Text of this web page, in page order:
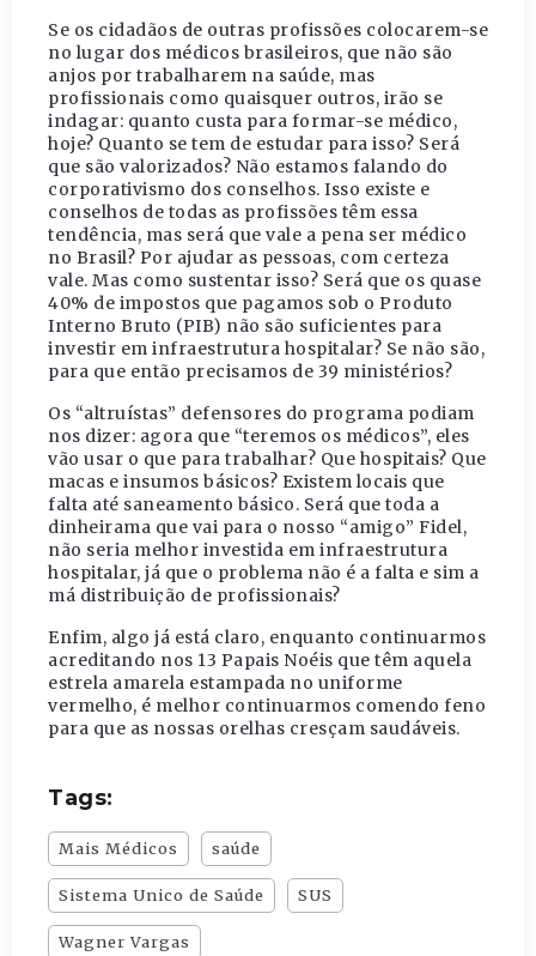
Se os cidadãos de outras profissões colocarem-se
no lugar dos médicos brasileiros, que não são
anjos por trabalharem na saúde, mas
profissionais como quaisquer outros, irão se
indagar: quanto custa para formar-se médico,
hoje? Quanto se tem de estudar para isso? Será
que são valorizados? Não estamos falando do
corporativismo dos conselhos. Isso existe e
conselhos de todas as profissões têm essa
tendência, mas será que vale a pena ser médico
no Brasil? Por ajudar as pessoas, com certeza
vale. Mas como sustentar isso? Será que os quase
40% de impostos que pagamos sob o Produto
Interno Bruto (PIB) não são suficientes para
investir em infraestrutura hospitalar? Se não são,
para que então precisamos de 39 ministérios?
Os “altruístas” defensores do programa podiam
nos dizer: agora que “teremos os médicos”, eles
vão usar o que para trabalhar? Que hospitais? Que
macas e insumos básicos? Existem locais que
falta até saneamento básico. Será que toda a
dinheirama que vai para o nosso “amigo” Fidel,
não seria melhor investida em infraestrutura
hospitalar, já que o problema não é a falta e sim a
má distribuição de profissionais?
Enfim, algo já está claro, enquanto continuarmos
acreditando nos 13 Papais Noéis que têm aquela
estrela amarela estampada no uniforme
vermelho, é melhor continuarmos comendo feno
para que as nossas orelhas cresçam saudáveis.
Tags:
Mais Médicos saúde
Sistema Unico de Saúde SUS
Wagner Vargas